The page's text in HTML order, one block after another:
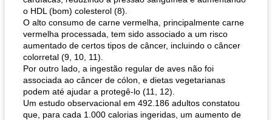
o HDL (bom) colesterol (8).
O alto consumo de carne vermelha, principalmente carne
vermelha processada, tem sido associado a um risco
aumentado de certos tipos de câncer, incluindo o câncer
colorretal (9, 10, 11).
Por outro lado, a ingestão regular de aves não foi
associada ao câncer de cólon, e dietas vegetarianas
podem até ajudar a protegê-lo (11, 12).
Um estudo observacional em 492.186 adultos constatou
que, para cada 1.000 calorias ingeridas, um aumento de